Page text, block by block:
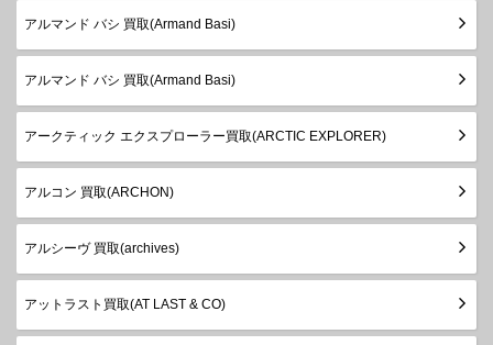
アルマンド バシ 買取(Armand Basi)
アルマンド バシ 買取(Armand Basi)
アークティック エクスプローラー買取(ARCTIC EXPLORER)
アルコン 買取(ARCHON)
アルシーヴ 買取(archives)
アットラスト買取(AT LAST & CO)